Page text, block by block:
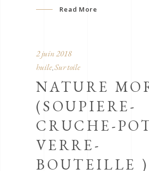
Read More
2 juin 2018
huile, Sur toile
NATURE
(SOUPIERE-
CRUCHE-
VERRE-
BOUTEILLE )